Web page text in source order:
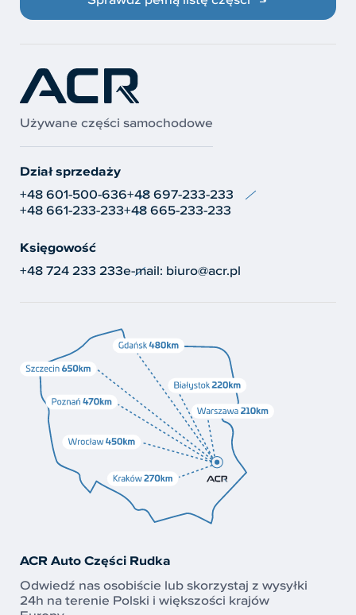
Używane części samochodowe
Dział sprzedaży
+48 601-500-636+48 697-233-233
+48 661-233-233+48 665-233-233
Księgowość
+48 724 233 233e-mail: biuro@acr.pl
ACR Auto Części Rudka
Odwiedź nas osobiście lub skorzystaj z wysyłki
24h na terenie Polski i większości krajów